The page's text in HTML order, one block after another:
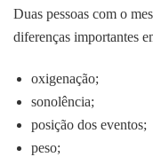
Duas pessoas com o
diferenças importantes
oxigenação;
sonolência;
posição dos eventos;
peso;